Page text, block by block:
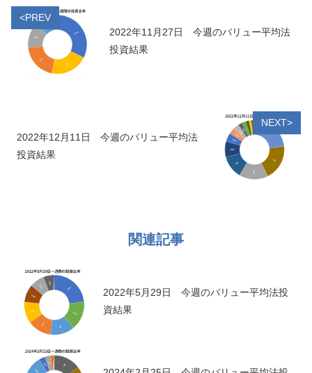
<PREV
2022年11月27日 今週のバリュー平均法
投資結果
NEXT>
2022年12月11日 今週のバリュー平均法
投資結果
関連記事
2022年5月29日 今週のバリュー平均法投
資結果